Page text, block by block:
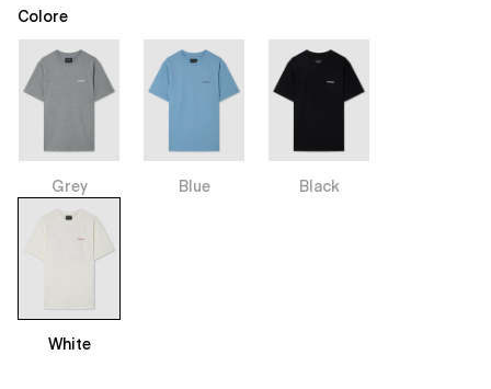
Colore
Grey Blue Black
White